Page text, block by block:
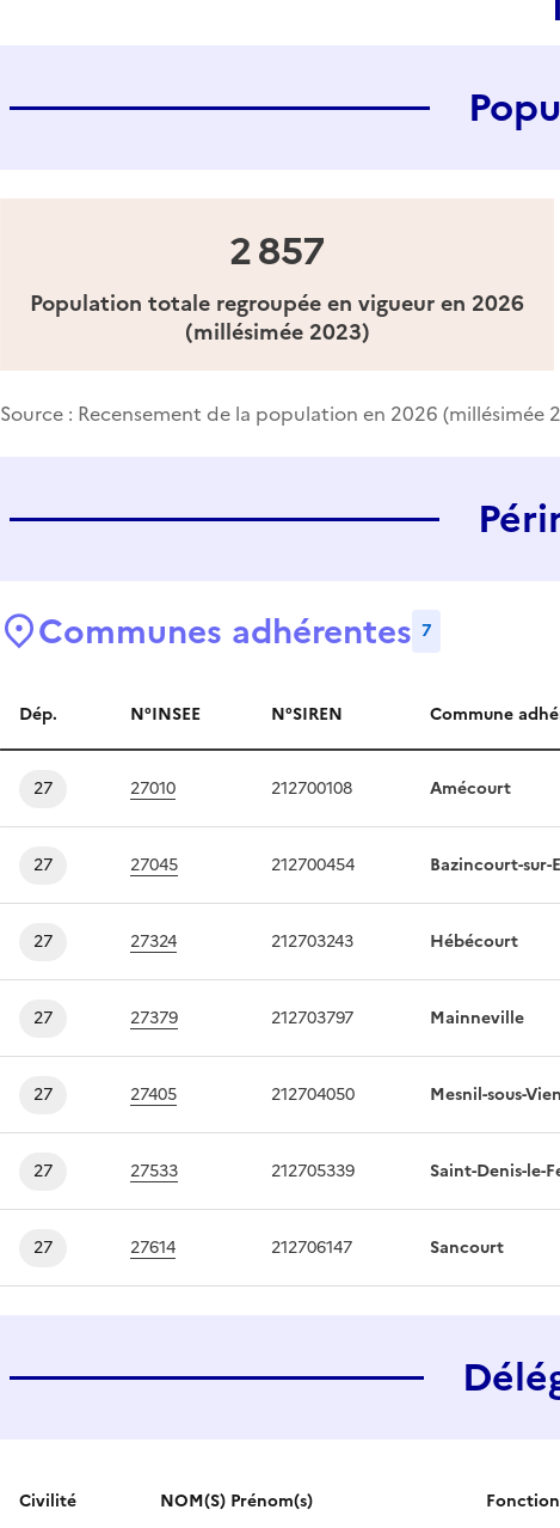
2 857
Population totale regroupée en vigueur en 2026
(millésimée 2023)
Source : Recensement de la population en 2026 (millésimée
Communes adhérentes 7
Dép. N°INSEE N°SIREN Commune
27 27010 212700108 Amécourt
27 27045 212700454 Bazincourt-sur-
27 27324 212703243 Hébécourt
27 27379 212703797 Mainneville
27 27405 212704050 Mesnil-sous-
27 27533 212705339 Saint-Denis-le-
27 27614 212706147 Sancourt
Civilité NOM(S) Prénom(s) Fonction